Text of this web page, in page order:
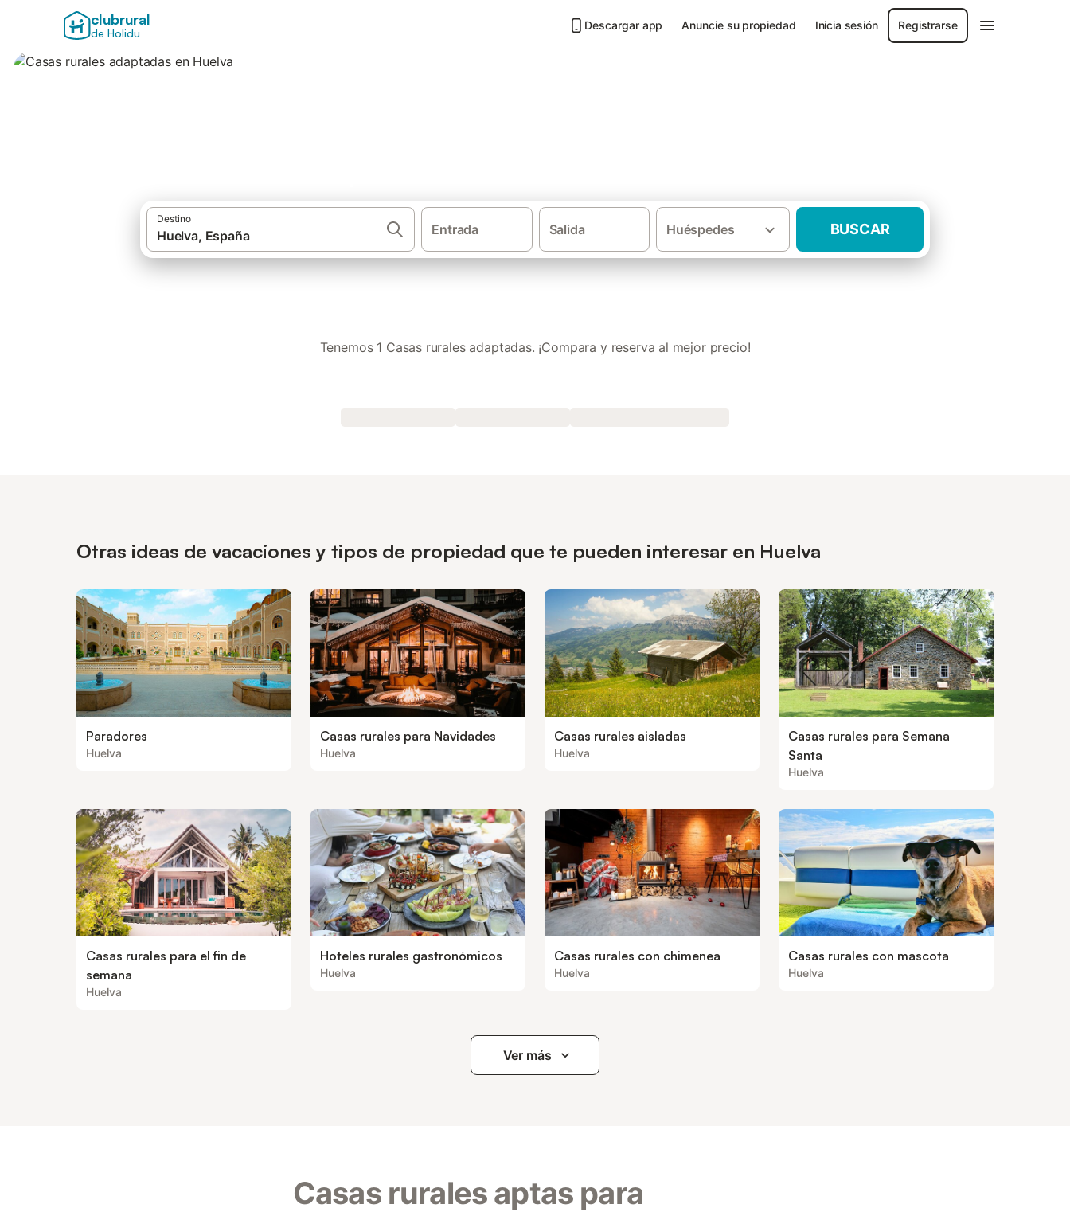
clubrural
de Holidu
Descargar app Anuncie su propiedad Inicia sesión Registrarse
Destino
Entrada Salida Huéspedes BUSCAR
Tenemos 1 Casas rurales adaptadas. ¡Compara y reserva al mejor precio!
Otras ideas de vacaciones y tipos de propiedad que te pueden interesar en Huelva
Paradores
Huelva
Casas rurales para Navidades
Huelva
Casas rurales aisladas
Huelva
Casas rurales para Semana
Santa
Huelva
Casas rurales para el fin de
semana
Huelva
Hoteles rurales gastronómicos
Huelva
Casas rurales con chimenea
Huelva
Casas rurales con mascota
Huelva
Ver más
Casas rurales aptas para